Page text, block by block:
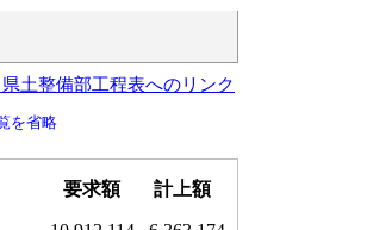
土整備部工程表へのリンク
を省略
要求額 計上額